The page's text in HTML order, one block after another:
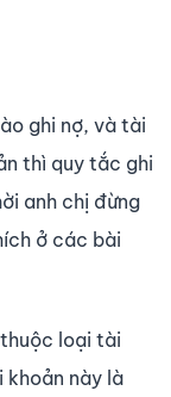
ghi nợ, và tài
thì quy tắc ghi
anh chị đừng
ở các bài
thuộc loại tài
khoản này là